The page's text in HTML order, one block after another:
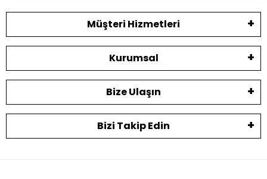
Müşteri Hizmetleri
Kurumsal
Bize Ulaşın
Bizi Takip Edin